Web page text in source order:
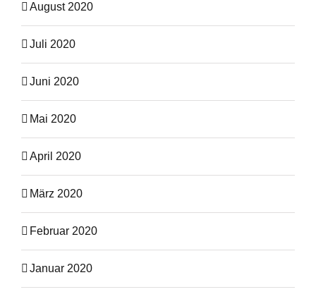
August 2020
Juli 2020
Juni 2020
Mai 2020
April 2020
März 2020
Februar 2020
Januar 2020